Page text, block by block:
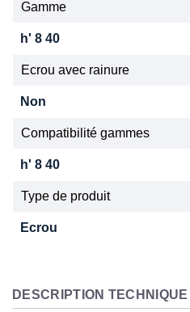
Gamme
h' 8 40
Ecrou avec rainure
Non
Compatibilité gammes
h' 8 40
Type de produit
Ecrou
DESCRIPTION TECHNIQUE